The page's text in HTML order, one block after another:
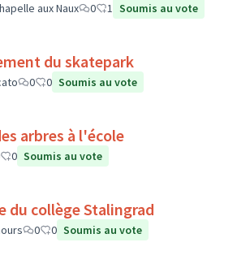
aux Naux 0 1 Soumis au vote
du skatepark
0 0 Soumis au vote
arbres à l'école
0 Soumis au vote
du collège Stalingrad
0 0 Soumis au vote